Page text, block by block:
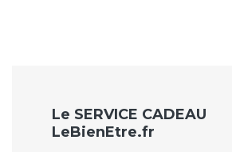
Le SERVICE CADEAU
LeBienEtre.fr